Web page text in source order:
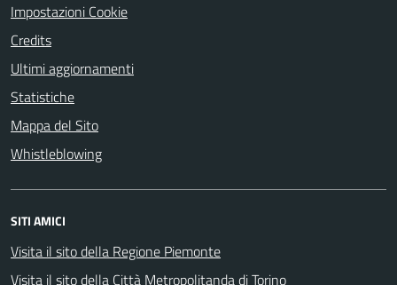
Impostazioni Cookie
Credits
Ultimi aggiornamenti
Statistiche
Mappa del Sito
Whistleblowing
SITI AMICI
Visita il sito della Regione Piemonte
Visita il sito della Città Metropolitanda di Torino